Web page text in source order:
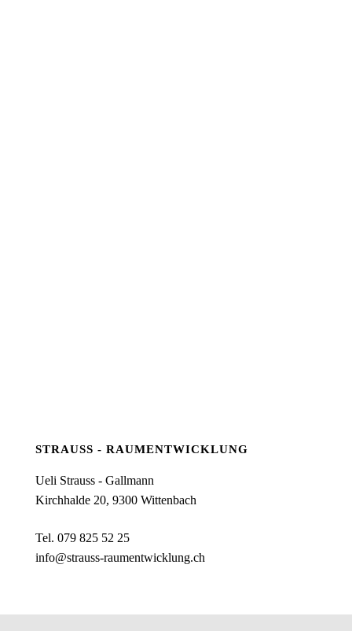
STRAUSS - RAUMENTWICKLUNG
Ueli Strauss - Gallmann
Kirchhalde 20, 9300 Wittenbach
Tel. 079 825 52 25
info@strauss-raumentwicklung.ch